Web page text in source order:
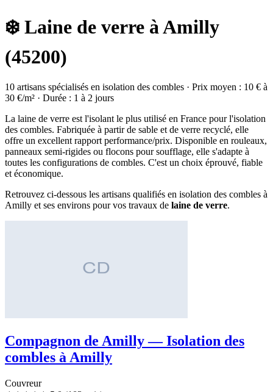
❄️ Laine de verre à Amilly
(45200)
10 artisans spécialisés en isolation des combles · Prix moyen : 10 € à
30 €/m² · Durée : 1 à 2 jours
La laine de verre est l'isolant le plus utilisé en France pour l'isolation
des combles. Fabriquée à partir de sable et de verre recyclé, elle
offre un excellent rapport performance/prix. Disponible en rouleaux,
panneaux semi-rigides ou flocons pour soufflage, elle s'adapte à
toutes les configurations de combles. C'est un choix éprouvé, fiable
et économique.
Retrouvez ci-dessous les artisans qualifiés en isolation des combles à
Amilly et ses environs pour vos travaux de laine de verre.
Compagnon de Amilly — Isolation des
combles à Amilly
Couvreur